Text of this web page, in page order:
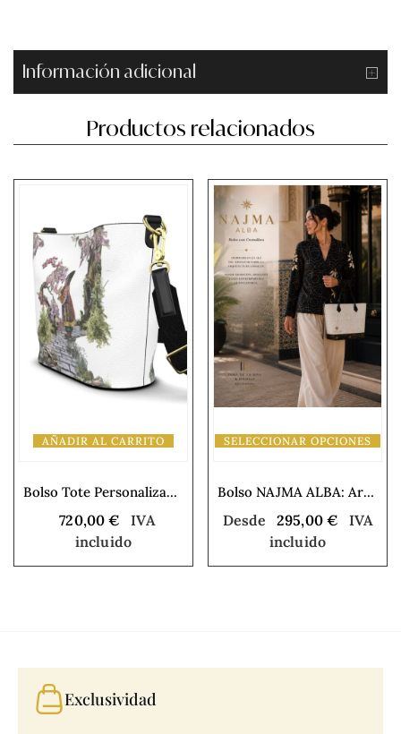
Información adicional
Productos relacionados
AÑADIR AL CARRITO
Bolso Tote Personalizado por Inma de la Riva
720,00€
IVA
incluido
SELECCIONAR OPCIONES
Bolso NAJMA ALBA: Arte y Artesanía Exclusiva
Desde 295,00 €
IVA
incluido
Exclusividad